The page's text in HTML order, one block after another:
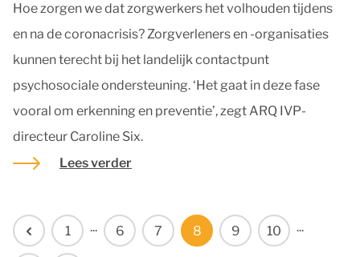
Hoe zorgen we dat zorgwerkers het volhouden tijdens
en na de coronacrisis? Zorgverleners en -organisaties
kunnen terecht bij het landelijk contactpunt
psychosociale ondersteuning. ‘Het gaat in deze fase
vooral om erkenning en preventie’, zegt ARQ IVP-
directeur Caroline Six.
Lees verder
1 ... 6 7 8 9 10 ...